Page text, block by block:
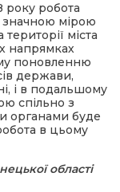
року робота
значною мірою
міста
напрямках
поновленню
держави,
і в подальшому
спільно з
органами буде
в цьому
області